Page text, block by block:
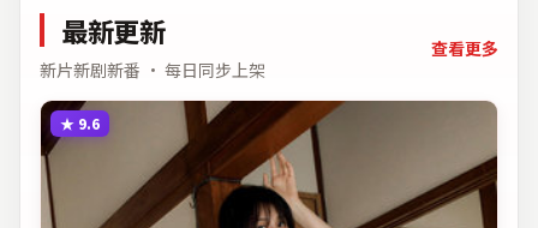
最新更新
新片新剧新番 · 每日同步上架
查看更多
★ 9.6